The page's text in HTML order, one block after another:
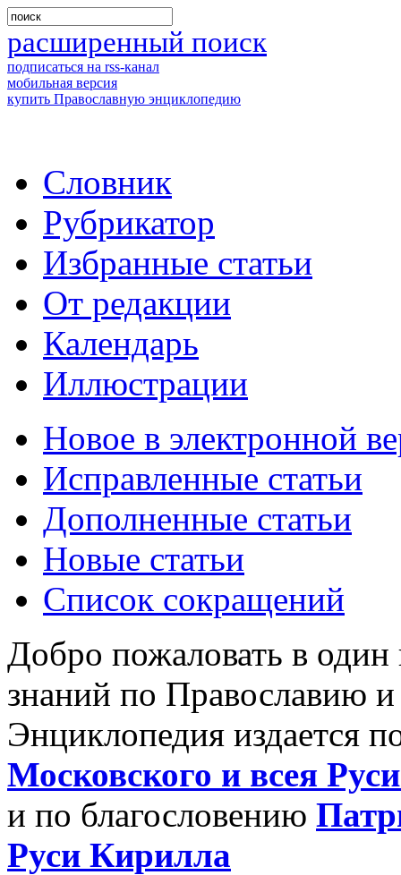
расширенный поиск
подписаться на rss-канал
мобильная версия
купить Православную энциклопедию
Словник
Рубрикатор
Избранные статьи
От редакции
Календарь
Иллюстрации
Новое в электронной
Исправленные статьи
Дополненные статьи
Новые статьи
Список сокращений
Добро пожаловать в
знаний по Православию
Энциклопедия издается
Московского и всея
и по благословению
Руси Кирилла